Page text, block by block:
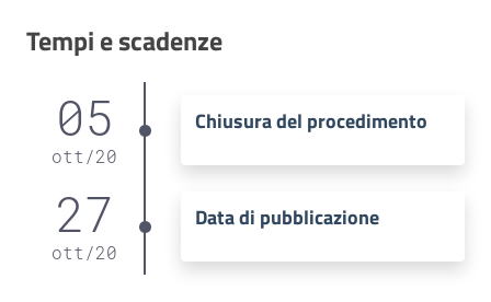
Tempi e scadenze
05
ott /20
Chiusura del procedimento
27
ott /20
Data di pubblicazione